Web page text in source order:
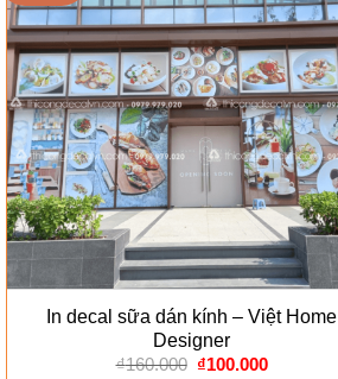
In decal sữa dán kính – Việt Home
Designer
₫160.000 Giá
₫100.000Giá